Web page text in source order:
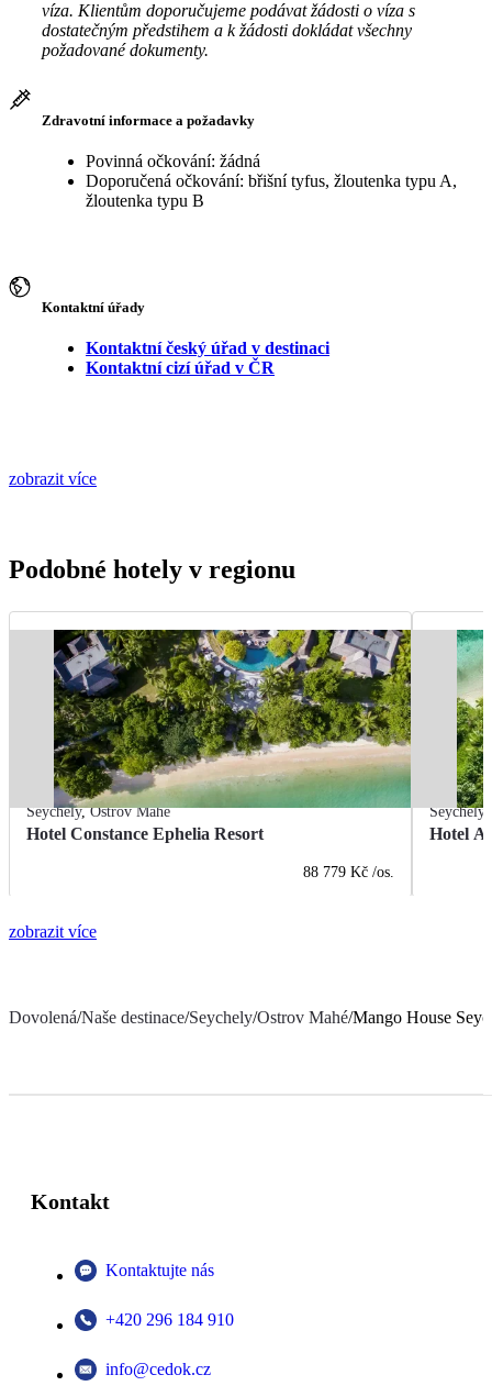
víza. Klientům doporučujeme podávat žádosti o víza s
dostatečným předstihem a k žádosti dokládat všechny
požadované dokumenty.
Zdravotní informace a požadavky
Povinná očkování: žádná
Doporučená očkování: břišní tyfus, žloutenka typu A,
žloutenka typu B
Kontaktní úřady
Kontaktní český úřad v destinaci
Kontaktní cizí úřad v ČR
zobrazit více
Podobné hotely v regionu
Seychely,Ostrov Mahé
Hotel Constance Ephelia Resort
88 779 Kč /os.
Seychely
Hotel
zobrazit více
Dovolená/Naše destinace/Seychely/Ostrov Mahé/Mango House
Kontakt
Kontaktujte nás
+420 296 184 910
info@cedok.cz